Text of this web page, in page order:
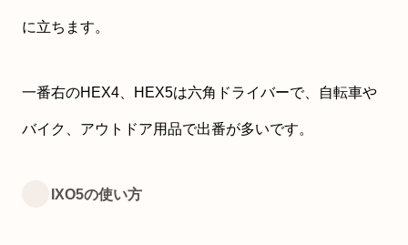
に立ちます。
一番右のHEX4、HEX5は六角ドライバーで、自転車や
バイク、アウトドア用品で出番が多いです。
IXO5の使い方